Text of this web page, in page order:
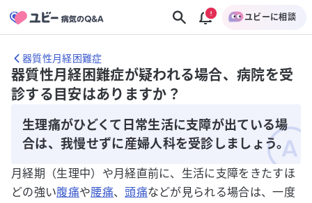
ユビーに相談
器質性月経困難症
器質性月経困難症が疑われる場合、病院を受
診する目安はありますか？
生理痛がひどくて日常生活に支障が出ている場
合は、我慢せずに産婦人科を受診しましょう。
月経期（生理中）や月経直前に、生活に支障をきたすほ
どの強い腹痛や腰痛、頭痛などが見られる場合は、一度